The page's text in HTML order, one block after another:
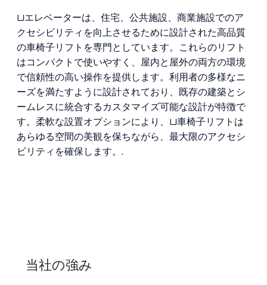
LJエレベーターは、住宅、公共施設、商業施設でのア
クセシビリティを向上させるために設計された高品質
の車椅子リフトを専門としています。これらのリフト
はコンパクトで使いやすく、屋内と屋外の両方の環境
で信頼性の高い操作を提供します。利用者の多様なニ
ーズを満たすように設計されており、既存の建築とシ
ームレスに統合するカスタマイズ可能な設計が特徴で
す。柔軟な設置オプションにより、LJ車椅子リフトは
あらゆる空間の美観を保ちながら、最大限のアクセシ
ビリティを確保します。.
当社の強み